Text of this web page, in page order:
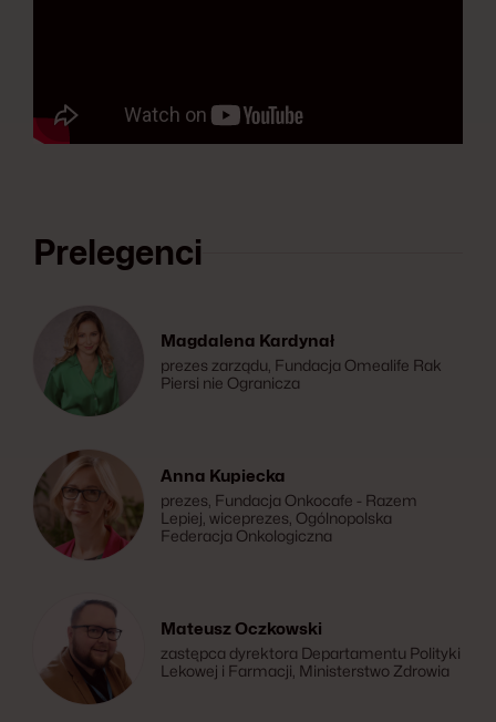
Prelegenci
Magdalena Kardynał
prezes zarządu, Fundacja Omealife Rak
Piersi nie Ogranicza
Anna Kupiecka
prezes, Fundacja Onkocafe - Razem
Lepiej, wiceprezes, Ogólnopolska
Federacja Onkologiczna
Mateusz Oczkowski
zastępca dyrektora Departamentu Polityki
Lekowej i Farmacji, Ministerstwo Zdrowia